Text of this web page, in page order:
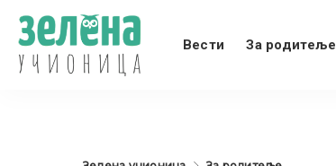
Вести За родитеље